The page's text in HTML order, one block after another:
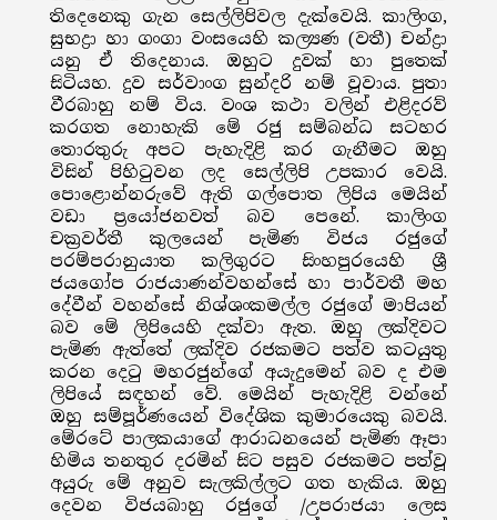
තිදෙනෙකු ගැන සෙල්ලිපිවල දැක්වෙයි. කාලිංග,
සුභද්‍රා හා ගංගා වංසයෙහි කල්‍යණ (වතී) චන්ද්‍රා
යනු ඒ තිදෙනාය. ඔහුට දුවක් හා පුතෙක්
සිටියහ. දුව සර්වාංග සුන්දරි නම් වූවාය. පුතා
වීරබාහු නම් විය. වංශ කථා වලින් එළිදරව්
කරගත නොහැකි මේ රජු සම්බන්ධ සටහර
තොරතුරු අපට පැහැදිළි කර ගැනීමට ඔහු
විසින් පිහිටුවන ලද සෙල්ලිපි උපකාර වෙයි.
පොළොන්නරුවේ ඇති ගල්පොත ලිපිය මෙයින්
වඩා ප්‍රයෝජනවත් බව පෙනේ. කාලිංග
චක්‍රවර්තී කුලයෙන් පැමිණ විජය රජුගේ
පරම්පරානුයාත කලිගුරට සිංහපුරයෙහි ශ්‍රී
ජයගෝප රාජයාණන්වහන්සේ හා පාර්වතී මහ
දේවීන් වහන්සේ නිශ්ශංකමල්ල රජුගේ මාපියන්
බව මේ ලිපියෙහි දක්වා ඇත. ඔහු ලක්දිවට
පැමිණ ඇත්තේ ලක්දිව රජකමට පත්ව කටයුතු
කරන දෙටු මහරජුන්ගේ අයැදුමෙන් බව ද එම
ලිපියේ සඳහන් වේ. මෙයින් පැහැදිළි වන්නේ
ඔහු සම්පූර්ණයෙන් විදේශික කුමාරයෙකු බවයි.
මේරටේ පාලකයාගේ ආරාධනයෙන් පැමිණ ඈපා
හිමිය තනතුර දරමින් සිට පසුව රජකමට පත්වූ
අයුරු මේ අනුව සැලකිල්ලට ගත හැකිය. ඔහු
දෙවන විජයබාහු රජුගේ /උපරාජයා ලෙස